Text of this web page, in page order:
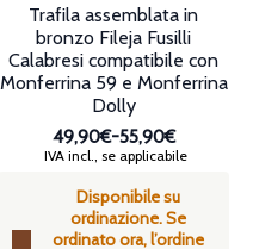
Disponibile su
ordinazione. Se
ordinato ora, l’ordine
Trafila assemblata in
bronzo Fileja Fusilli
Calabresi compatibile con
Monferrina 59 e Monferrina
Dolly
49,90€-55,90€
Fascia
prezzo:
da
49,90€
IVA incl., se applicabile